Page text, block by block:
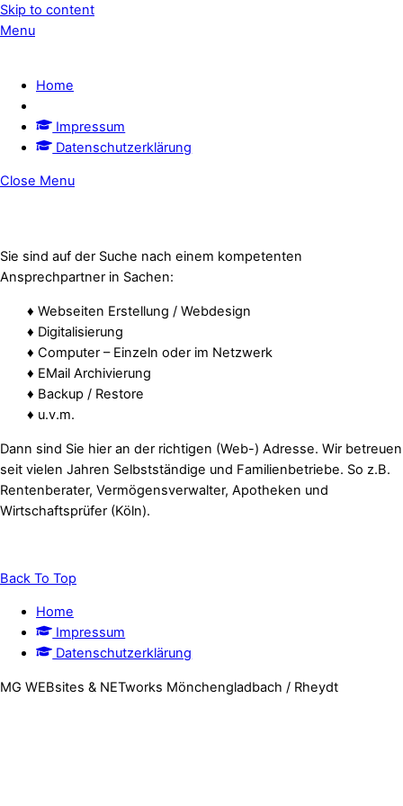
Skip to content
Menu
Home
Impressum
Datenschutzerklärung
Close Menu
Sie sind auf der Suche nach einem kompetenten
Ansprechpartner in Sachen:
♦ Webseiten Erstellung / Webdesign
♦ Digitalisierung
♦ Computer – Einzeln oder im Netzwerk
♦ EMail Archivierung
♦ Backup / Restore
♦ u.v.m.
Dann sind Sie hier an der richtigen (Web-) Adresse. Wir betreuen
seit vielen Jahren Selbstständige und Familienbetriebe. So z.B.
Rentenberater, Vermögensverwalter, Apotheken und
Wirtschaftsprüfer (Köln).
Back To Top
Home
Impressum
Datenschutzerklärung
MG WEBsites & NETworks Mönchengladbach / Rheydt